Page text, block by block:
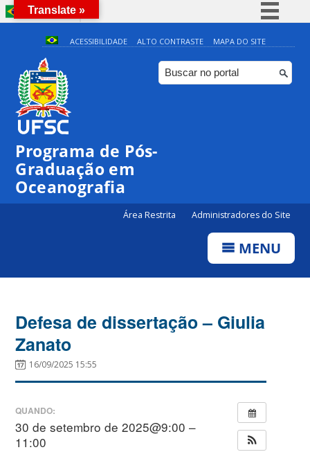
BRASIL
Simplifique!
Comunica BR
Participe
ACESSIBILIDADE ALTO CONTRASTE MAPA DO SITE
Programa de Pós-
Graduação em
Oceanografia
Área Restrita Administradores do Site
MENU
Defesa de dissertação – Giulia
Zanato
16/09/2025 15:55
QUANDO:
30 de setembro de 2025@9:00 –
11:00
Translate »